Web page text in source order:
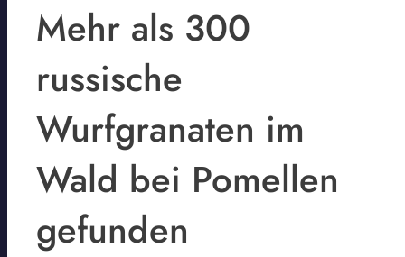
Mehr als 300
russische
Wurfgranaten im
Wald bei Pomellen
gefunden